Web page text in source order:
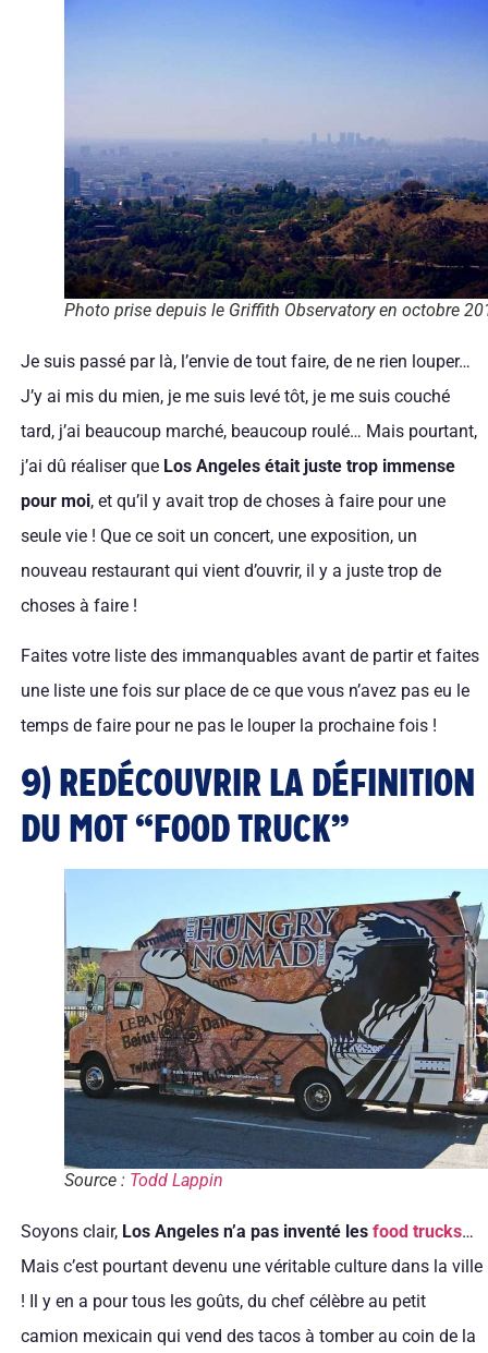
Photo prise depuis le Griffith Observatory en octobre
Je suis passé par là, l’envie de tout faire, de ne rien louper…
J’y ai mis du mien, je me suis levé tôt, je me suis couché
tard, j’ai beaucoup marché, beaucoup roulé… Mais pourtant,
j’ai dû réaliser que Los Angeles était juste trop immense
pour moi, et qu’il y avait trop de choses à faire pour une
seule vie ! Que ce soit un concert, une exposition, un
nouveau restaurant qui vient d’ouvrir, il y a juste trop de
choses à faire !
Faites votre liste des immanquables avant de partir et faites
une liste une fois sur place de ce que vous n’avez pas eu le
temps de faire pour ne pas le louper la prochaine fois !
9) REDÉCOUVRIR LA DÉFINITION
DU MOT “FOOD TRUCK”
Source : Todd Lappin
Soyons clair, Los Angeles n’a pas inventé les food trucks…
Mais c’est pourtant devenu une véritable culture dans la ville
! Il y en a pour tous les goûts, du chef célèbre au petit
camion mexicain qui vend des tacos à tomber au coin de la